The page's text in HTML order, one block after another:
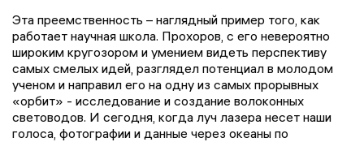
Эта преемственность – наглядный пример того, как
работает научная школа. Прохоров, с его невероятно
широким кругозором и умением видеть перспективу
самых смелых идей, разглядел потенциал в молодом
ученом и направил его на одну из самых прорывных
«орбит» - исследование и создание волоконных
световодов. И сегодня, когда луч лазера несет наши
голоса, фотографии и данные через океаны по